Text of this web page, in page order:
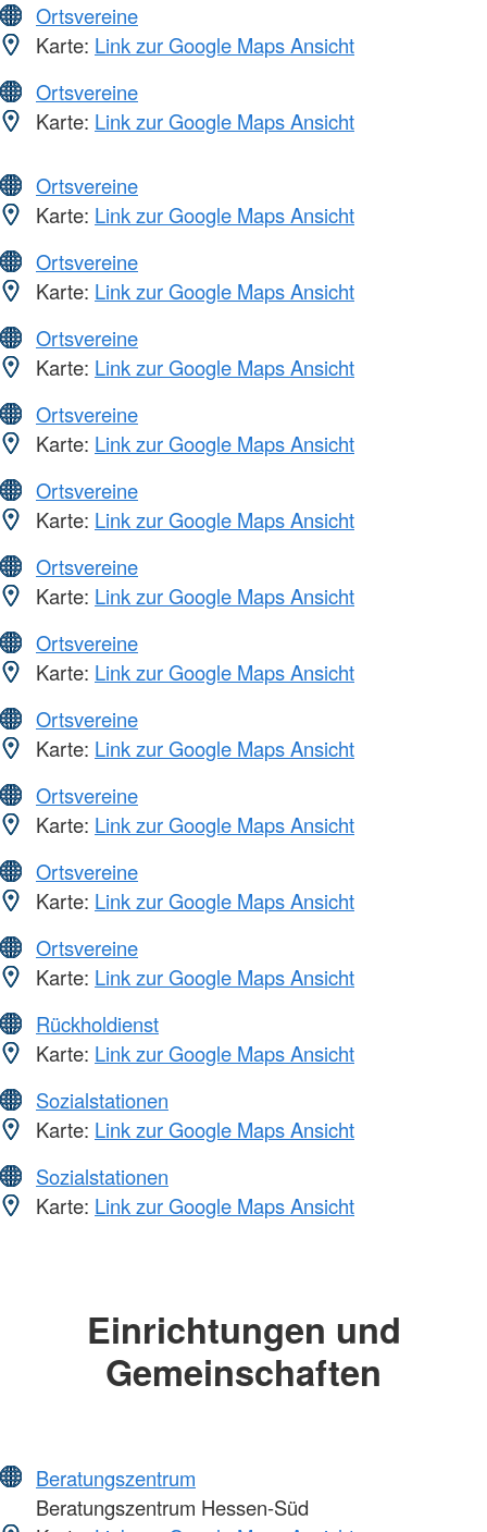
Ortsvereine
Karte: Link zur Google Maps Ansicht
Ortsvereine
Karte: Link zur Google Maps Ansicht
Ortsvereine
Karte: Link zur Google Maps Ansicht
Ortsvereine
Karte: Link zur Google Maps Ansicht
Ortsvereine
Karte: Link zur Google Maps Ansicht
Ortsvereine
Karte: Link zur Google Maps Ansicht
Ortsvereine
Karte: Link zur Google Maps Ansicht
Ortsvereine
Karte: Link zur Google Maps Ansicht
Ortsvereine
Karte: Link zur Google Maps Ansicht
Ortsvereine
Karte: Link zur Google Maps Ansicht
Ortsvereine
Karte: Link zur Google Maps Ansicht
Ortsvereine
Karte: Link zur Google Maps Ansicht
Ortsvereine
Karte: Link zur Google Maps Ansicht
Rückholdienst
Karte: Link zur Google Maps Ansicht
Sozialstationen
Karte: Link zur Google Maps Ansicht
Sozialstationen
Karte: Link zur Google Maps Ansicht
Einrichtungen und
Gemeinschaften
Beratungszentrum
Beratungszentrum Hessen-Süd